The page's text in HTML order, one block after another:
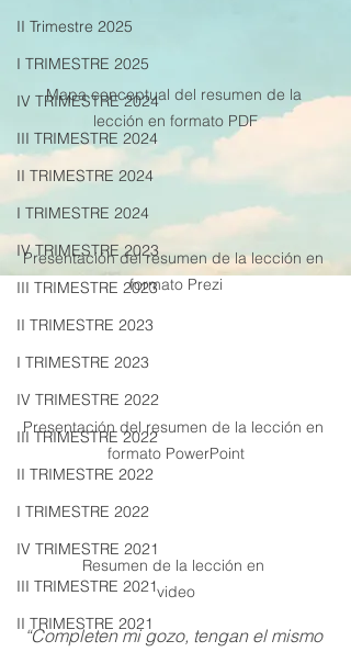
II Trimestre 2025
I TRIMESTRE 2025
IV TRIMESTRE 2024
III TRIMESTRE 2024
II TRIMESTRE 2024
I TRIMESTRE 2024
IV TRIMESTRE 2023
III TRIMESTRE 2023
II TRIMESTRE 2023
I TRIMESTRE 2023
IV TRIMESTRE 2022
III TRIMESTRE 2022
II TRIMESTRE 2022
I TRIMESTRE 2022
IV TRIMESTRE 2021
III TRIMESTRE 2021
II TRIMESTRE 2021
Mapa conceptual del resumen de la
lección en formato PDF
Presentación del resumen de la lección en
formato Prezi
Presentación del resumen de la lección en
formato PowerPoint
Resumen de la lección en
video
“Completen mi gozo, tengan el mismo